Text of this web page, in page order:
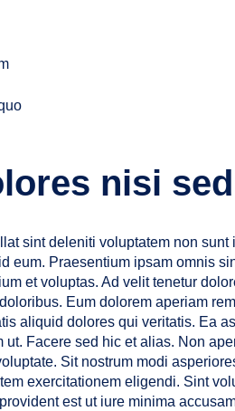
nisi
sint deleniti voluptatem non
eum. Praesentium ipsam omnis
et voluptas. Ad velit tenetur
Eum dolorem aperiam
aliquid dolores qui veritatis. Ea
ut. Facere sed hic et alias. Non
Sit nostrum modi
exercitationem eligendi. Sint
est ut iure minima